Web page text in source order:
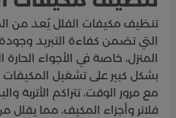
تنظيف مكيفات الفلل يُعد من
التي تضمن كفاءة التبريد
المنزل، خاصة في الأجواء الحارة
بشكل كبير على تشغيل المكيفات
مع مرور الوقت، تتراكم الأتربة
فلاتر وأجزاء المكيف، مما يقلل